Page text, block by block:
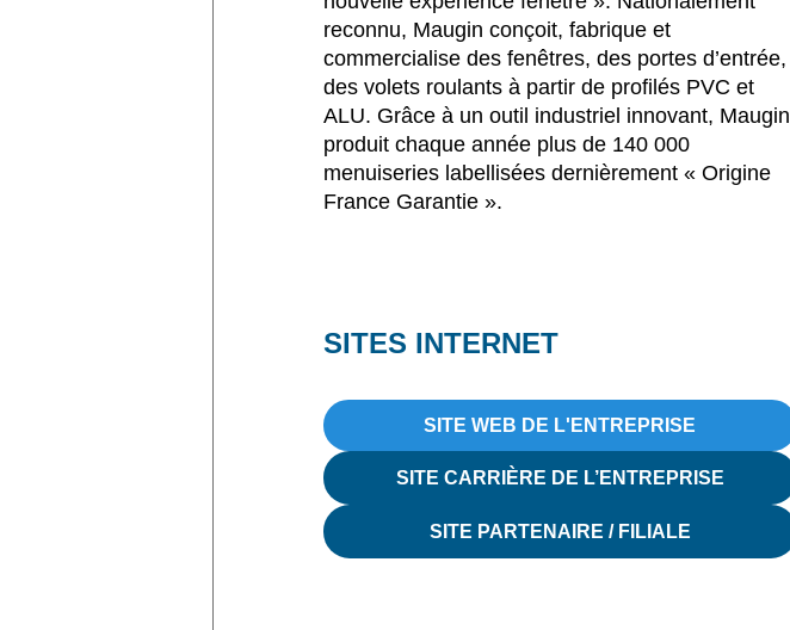
reconnu, Maugin conçoit, fabrique et
commercialise des fenêtres, des portes d’entrée,
des volets roulants à partir de profilés PVC et
ALU. Grâce à un outil industriel innovant, Maugin
produit chaque année plus de 140 000
menuiseries labellisées dernièrement « Origine
France Garantie ».
SITES INTERNET
SITE WEB DE L'ENTREPRISE
SITE CARRIÈRE DE L’ENTREPRISE
SITE PARTENAIRE / FILIALE